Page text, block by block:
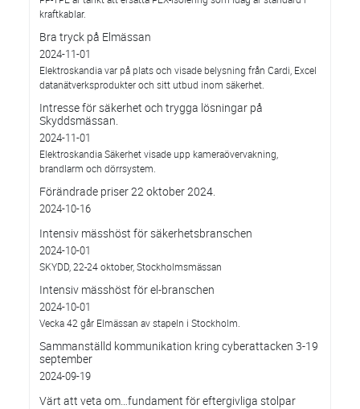
kraftkablar.
Bra tryck på Elmässan
2024-11-01
Elektroskandia var på plats och visade belysning från Cardi, Excel
datanätverksprodukter och sitt utbud inom säkerhet.
Intresse för säkerhet och trygga lösningar på
Skyddsmässan.
2024-11-01
Elektroskandia Säkerhet visade upp kameraövervakning,
brandlarm och dörrsystem.
Förändrade priser 22 oktober 2024.
2024-10-16
Intensiv mässhöst för säkerhetsbranschen
2024-10-01
SKYDD, 22-24 oktober, Stockholmsmässan
Intensiv mässhöst för el-branschen
2024-10-01
Vecka 42 går Elmässan av stapeln i Stockholm.
Sammanställd kommunikation kring cyberattacken 3-19
september
2024-09-19
Värt att veta om…fundament för eftergivliga stolpar